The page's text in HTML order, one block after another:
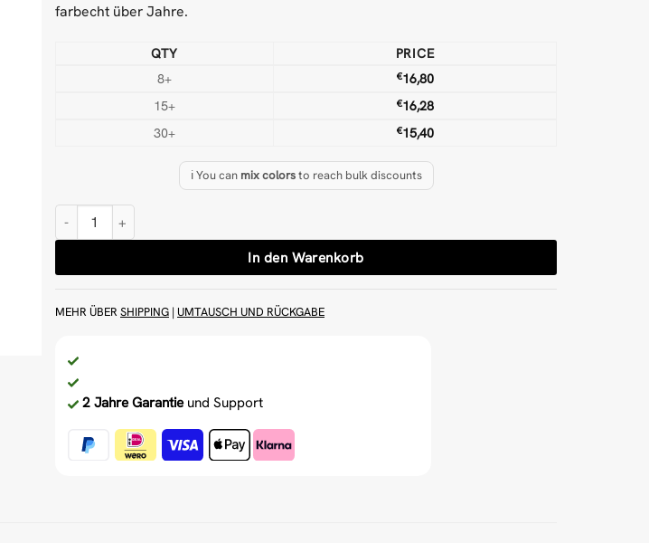
farbecht über Jahre.
QTY
PRICE
8+
€16,80
15+
€16,28
30+
€15,40
ℹ️ You can mix colorsto reach bulk discounts
Türkisfarbene 500 g Wolle Tufting-Garn Menge
In den Warenkorb
MEHR ÜBER SHIPPING | UMTAUSCH UND RÜCKGABE
2 Jahre Garantieund Support